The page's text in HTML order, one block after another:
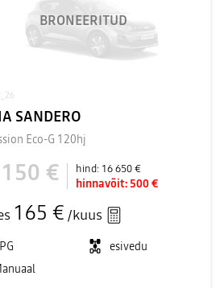
BRONEERITUD
SANDERO
Eco-G 120hj
€ hind: 16 650 €
hinnavõit: 500 €
165 € /kuus
esivedu